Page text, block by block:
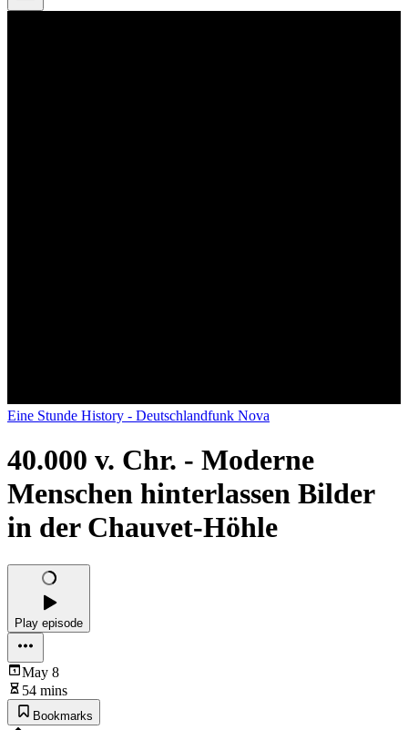
Eine Stunde History - Deutschlandfunk Nova
40.000 v. Chr. - Moderne
Menschen hinterlassen Bilder
in der Chauvet-Höhle
Play episode
May 8
54 mins
Bookmarks